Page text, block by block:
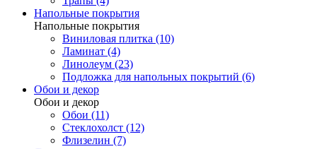
Напольные покрытия
Напольные покрытия
Виниловая плитка (10)
Ламинат (4)
Линолеум (23)
Подложка для напольных покрытий (6)
Обои и декор
Обои и декор
Обои (11)
Стеклохолст (12)
Флизелин (7)